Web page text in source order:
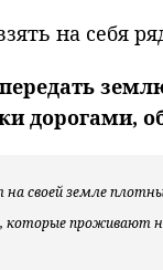
на себя
дорогами,
своей земле
которые проживают